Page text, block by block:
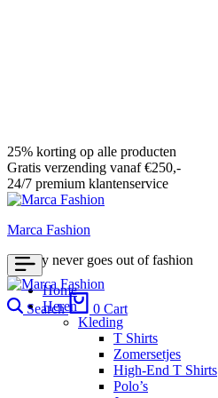
25% korting op alle producten
Gratis verzending vanaf €250,-
24/7 premium klantenservice
Marca Fashion
Luxury never goes out of fashion
Home
Heren
Kleding
T Shirts
Zomersetjes
High-End T Shirts
Polo’s
Search 0 Cart